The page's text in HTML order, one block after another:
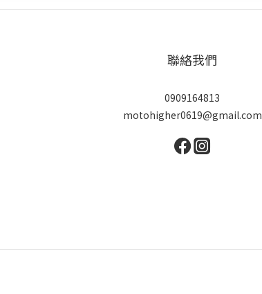
聯絡我們
0909164813
motohigher0619@gmail.com